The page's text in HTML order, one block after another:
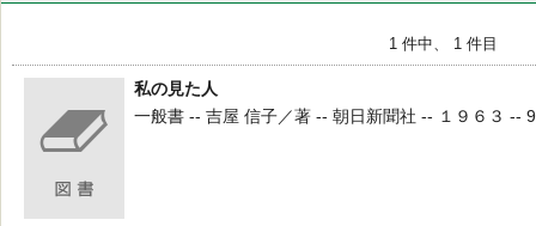
1 件中、 1 件目
私の見た人
一般書 -- 吉屋 信子／著 -- 朝日新聞社 -- １９６３ --